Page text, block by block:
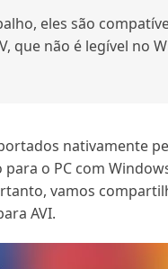
eles são
que não é legível no
nativamente
o PC com
vamos
AVI.